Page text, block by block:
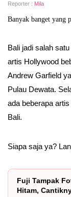
Reporter : Mila
Banyak banget yang
Bali jadi salah
artis Hollywood
Andrew Garfield
Pulau Dewata.
ada beberapa
Bali.
Siapa saja ya?
Fuji Tampak
Hitam,